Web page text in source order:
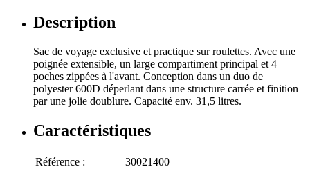
Description
Sac de voyage exclusive et practique sur roulettes. Avec une
poignée extensible, un large compartiment principal et 4
poches zippées à l'avant. Conception dans un duo de
polyester 600D déperlant dans une structure carrée et finition
par une jolie doublure. Capacité env. 31,5 litres.
Caractéristiques
Référence :
30021400